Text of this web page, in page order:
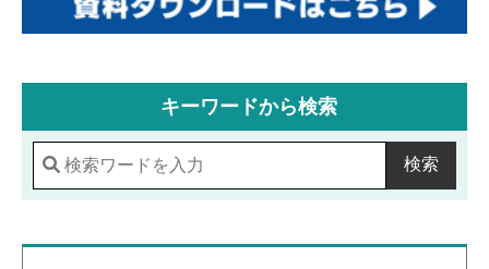
キーワードから検索
検索